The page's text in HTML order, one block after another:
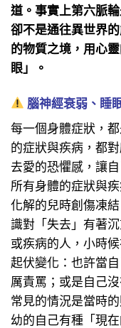
道。事實上第六脈
卻不是通往異世界
的物質之境，用心
眼」。
腦神經衰弱、睡
每一個身體症狀，
的症狀與疾病，都
去愛的恐懼感，讓
所有身體的症狀與
化解的兒時創傷凍
識對「失去」有著
或疾病的人，小時
起伏變化：也許當
厲責罵；或是自己
常見的情況是當時
幼的自己有種「現